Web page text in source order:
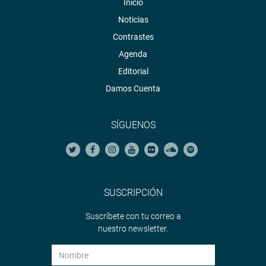
Inicio
Noticias
Contrastes
Agenda
Editorial
Damos Cuenta
SÍGUENOS
SUSCRIPCIÓN
Suscríbete con tu correo a
nuestro newsletter.